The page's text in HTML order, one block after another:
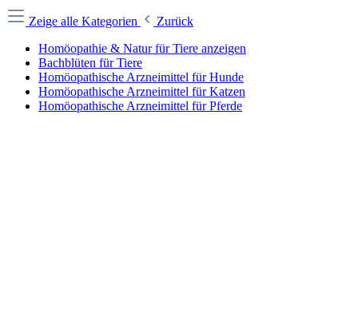
Zeige alle Kategorien
Zurück
Homöopathie & Natur für Tiere anzeigen
Bachblüten für Tiere
Homöopathische Arzneimittel für Hunde
Homöopathische Arzneimittel für Katzen
Homöopathische Arzneimittel für Pferde